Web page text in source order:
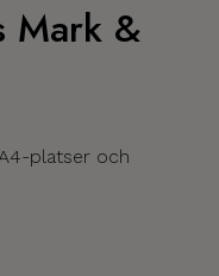
Mark &
platser och